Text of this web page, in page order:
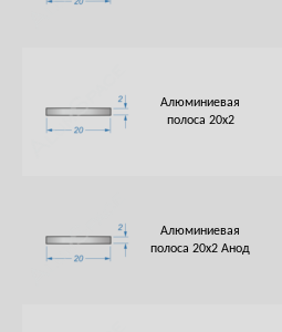
Алюминиевая
полоса 20х2
Алюминиевая
полоса 20х2 Анод